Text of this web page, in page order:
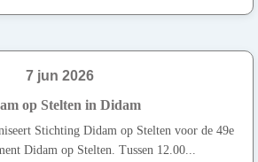
7 jun 2026
op Stelten in Didam
Stichting Didam op Stelten voor de 49e
Didam op Stelten. Tussen 12.00...